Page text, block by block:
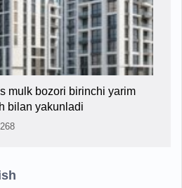
mulk bozori birinchi yarim
bilan yakunladi
268